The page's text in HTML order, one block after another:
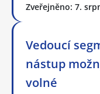
Zveřejněno: 7.
Vedoucí
nástup
volné